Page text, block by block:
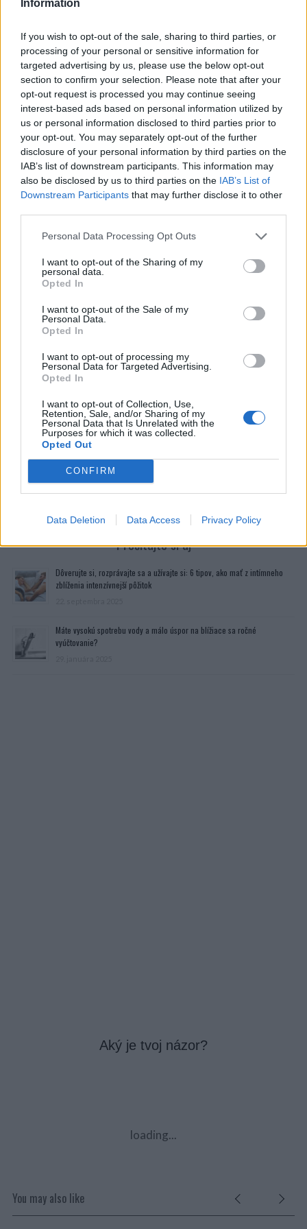
Information
If you wish to opt-out of the sale, sharing to third parties, or
processing of your personal or sensitive information for
targeted advertising by us, please use the below opt-out
section to confirm your selection. Please note that after your
opt-out request is processed you may continue seeing
interest-based ads based on personal information utilized by
us or personal information disclosed to third parties prior to
your opt-out. You may separately opt-out of the further
disclosure of your personal information by third parties on the
IAB’s list of downstream participants. This information may
also be disclosed by us to third parties on the IAB’s List of
Downstream Participants that may further disclose it to other
Personal Data Processing Opt Outs
I want to opt-out of the Sharing of my
personal data.
Opted In
I want to opt-out of the Sale of my
Personal Data.
Opted In
I want to opt-out of processing my
Personal Data for Targeted Advertising.
Opted In
I want to opt-out of Collection, Use,
Retention, Sale, and/or Sharing of my
Personal Data that Is Unrelated with the
Purposes for which it was collected.
Opted Out
CONFIRM
Data Deletion Data Access Privacy Policy
manželka – má široko roztiahnuté nohy a nemá
Karol sa samozrejme tváril, že sa nič nedeje. Neskôr,
keď šiel do kuchyne pre pivo, prišla za ním Dagmar s
otázkou:
“Videl si pod stolom niečo, čo sa ti páčilo?”
Karol, prekvapený jej otvorenosťou, prikývol a ona
pokračovala:
“Môžeš to mať. Bude ťa to ale stáť 200.”
Potom, čo Karol zhodnotil svoje finančné možnosti a
zahodil všetky morálne zábrany, pristúpil k dohode.
Samozrejme, že Karol bol presný, dal jej 200,- a potom
spolu viac než hodinku súložili.
O pol štvrtej Karol odišiel. Peter, Dagmarin muž, sa ako
obvykle vrátil o šiestej večer. Hneď po príchode sa pýta
svojej ženy:
Dagmar, aj keď šokovaná, v kľude odpovedá:
“Áno, zastavil sa na pár minút…”
Dagmar si myslela, že je koniec. Nasadila kamenný
výraz a hovorí:
“Áno, dal mi 200,- .”
Peter sa spokojne usmial a hovorí:
“Dobre. Karol prišiel dnes ráno za mnou do kancelárie,
aby si požičal 200,-. Sľúbil, že sa dnes poobede u teba
zastaví a vráti ich.”
Prečítajte si aj
Dôverujte si, rozprávajte sa a užívajte si: 6 tipov, ako mať z intímneho
zblíženia intenzívnejší pôžitok
Máte vysokú spotrebu vody a málo úspor na blížiace sa ročné
vyúčtovanie?
Aký je tvoj názor?
loading...
You may also like
S
r
c
h
f
o
r
: